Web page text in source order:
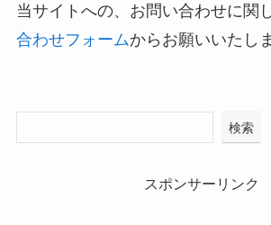
当サイトへの、お問い合わせに関
合わせフォームからお願いいたし
検索
スポンサーリンク